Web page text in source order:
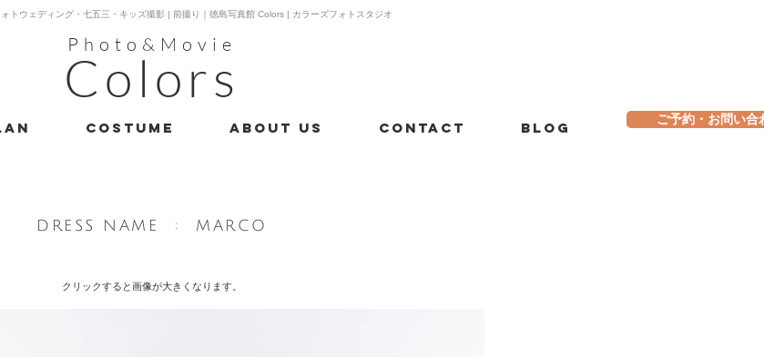
トウェディング・七五三・キッズ撮影 | 前撮り｜徳島写真館 Colors | カラーズフォトスタジオ
Photo&Movie
Colors
costume About us Contact Blog ご予約・お問い合
​DRESS NAME : MARCO
クリックすると画像が大きく​なります。